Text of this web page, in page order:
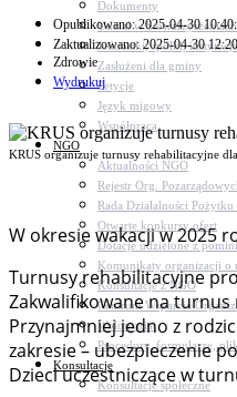
Dokumenty
Udział w Stowarzyszeniach
Jednostki, spółki, instytucje
Zasłużeni dla gminy
Petycje
Język migowy
Współpraca
NGO
Aktualności NGO
Rejestr Org.
Rada Działalności
Otwarte konkursy ofert
Dotacje udzielone z
Komunikaty organizacji o
Konsultacje z NGO
Centrum Wsparcia
Wolontariat
Procedury, formularze,
Konsultacje
Konsultacje społeczne
Opublikowano: 2025-04-30
Zaktualizowano: 2025-04-30
Zdrowie
Wydrukuj
KRUS organizuje turnusy rehabilitacyjne
W okresie wakacji w 2025
Turnusy rehabilitacyjne
Zakwalifikowane na turnus
Przynajmniej jedno z
zakresie – ubezpieczenie
Dzieci uczestniczące w